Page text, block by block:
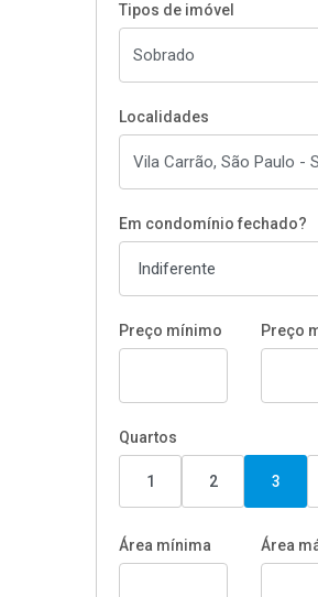
Tipos de imóvel
Localidades
Em condomínio fechado?
Preço mínimo Preço
Quartos
1 2 3
Área mínima Área